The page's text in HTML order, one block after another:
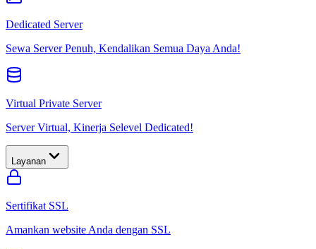
Dedicated Server
Sewa Server Penuh, Kendalikan Semua Daya Anda!
Virtual Private Server
Server Virtual, Kinerja Selevel Dedicated!
Layanan
Sertifikat SSL
Amankan website Anda dengan SSL